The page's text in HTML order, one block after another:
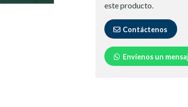
este producto.
Contáctenos
Envíenos un